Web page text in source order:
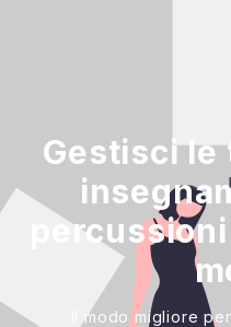
Gestisci
Il modo migliore